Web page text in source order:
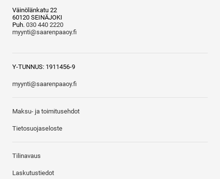
Väinölänkatu 22
60120 SEINÄJOKI
Puh. 030 440 2220
myynti@saarenpaaoy.fi
Y-TUNNUS: 1911456-9
myynti@saarenpaaoy.fi
Maksu- ja toimitusehdot
Tietosuojaseloste
Tilinavaus
Laskutustiedot